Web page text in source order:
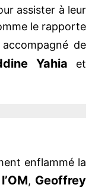
assister à leur
le rapporte
de
Yahia et
enflammé la
l’OM, Geoffrey